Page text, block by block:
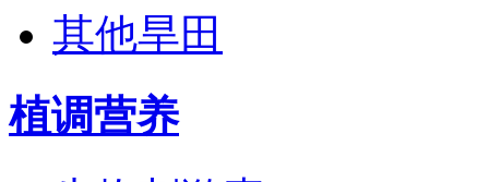
其他旱田
植调营养